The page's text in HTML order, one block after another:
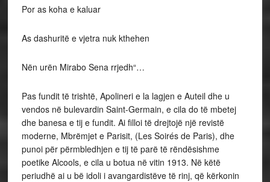
Por as koha e kaluar
As dashuritë e vjetra nuk kthehen
Nën urën Mirabo Sena rrjedh“…
Pas fundit të trishtë, Apolineri e la lagjen e Auteil dhe u
vendos në bulevardin Saint-Germain, e cila do të mbetej
dhe banesa e tij e fundit. Ai filloi të drejtojë një revistë
moderne, Mbrëmjet e Parisit, (Les Soirés de Paris), dhe
punoi për përmbledhjen e tij të parë të rëndësishme
poetike Alcools, e cila u botua në vitin 1913. Në këtë
periudhë ai u bë idoli i avangardistëve të rinj, që kërkonin